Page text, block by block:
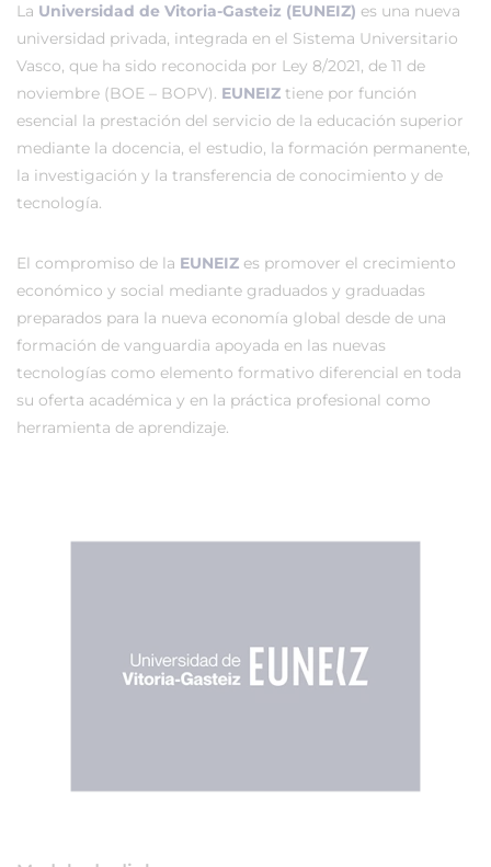
La Universidad de Vitoria-Gasteiz (EUNEIZ) es una nueva
universidad privada, integrada en el Sistema Universitario
Vasco, que ha sido reconocida por Ley 8/2021, de 11 de
noviembre (BOE – BOPV). EUNEIZ tiene por función
esencial la prestación del servicio de la educación superior
mediante la docencia, el estudio, la formación permanente,
la investigación y la transferencia de conocimiento y de
tecnología.
El compromiso de la EUNEIZ es promover el crecimiento
económico y social mediante graduados y graduadas
preparados para la nueva economía global desde de una
formación de vanguardia apoyada en las nuevas
tecnologías como elemento formativo diferencial en toda
su oferta académica y en la práctica profesional como
herramienta de aprendizaje.